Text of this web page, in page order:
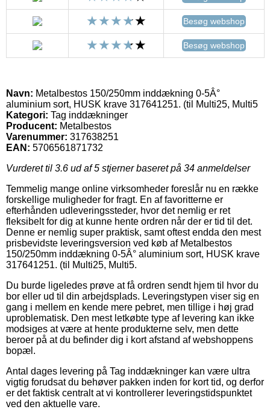
Besøg webshop
Besøg webshop
Navn: Metalbestos 150/250mm inddækning 0-5Â°
aluminium sort, HUSK krave 317641251. (til Multi25, Multi5
Kategori: Tag inddækninger
Producent: Metalbestos
Varenummer: 317638251
EAN: 5706561871732
Vurderet til 3.6 ud af 5 stjerner baseret på 34 anmeldelser
Temmelig mange online virksomheder foreslår nu en række
forskellige muligheder for fragt. En af favoritterne er
efterhånden udleveringssteder, hvor det nemlig er ret
fleksibelt for dig at kunne hente ordren når der er tid til det.
Denne er nemlig super praktisk, samt oftest endda den mest
prisbevidste leveringsversion ved køb af Metalbestos
150/250mm inddækning 0-5Â° aluminium sort, HUSK krave
317641251. (til Multi25, Multi5.
Du burde ligeledes prøve at få ordren sendt hjem til hvor du
bor eller ud til din arbejdsplads. Leveringstypen viser sig en
gang i mellem en kende mere pebret, men tillige i høj grad
uproblematisk. Den mest letkøbte type af levering kan ikke
modsiges at være at hente produkterne selv, men dette
beroer på at du befinder dig i kort afstand af webshoppens
bopæl.
Antal dages levering på Tag inddækninger kan være ultra
vigtig forudsat du behøver pakken inden for kort tid, og derfor
er det faktisk centralt at vi kontrollerer leveringstidspunktet
ved den aktuelle vare.